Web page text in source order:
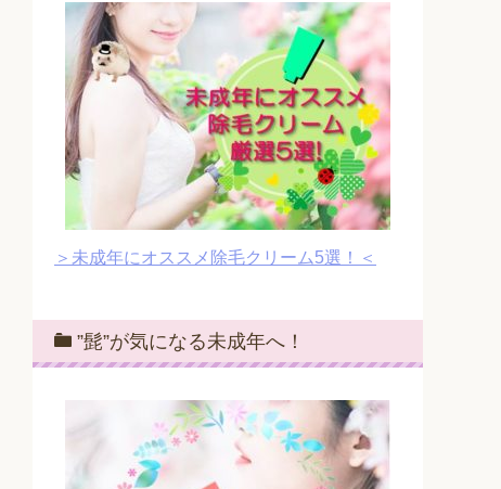
＞未成年にオススメ除毛クリーム5選！＜
”髭”が気になる未成年へ！